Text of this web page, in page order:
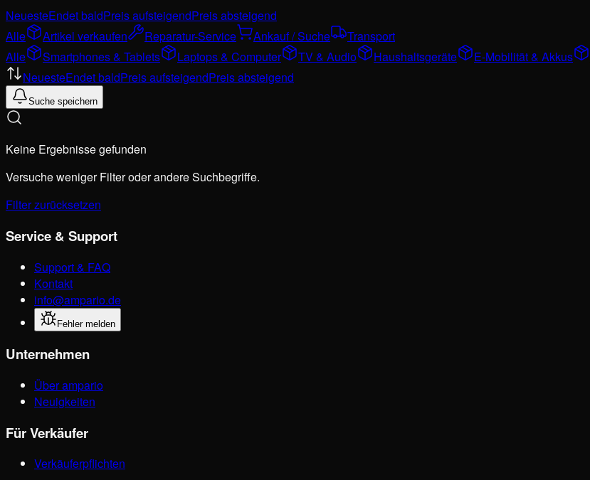
NeuesteEndet baldPreis aufsteigendPreis absteigend
Alle
Artikel verkaufen Reparatur-Service Ankauf / Suche
Transport
Alle
Smartphones & Tablets Laptops & Computer TV & Audio Haushaltsgeräte E-Mobilität & Akkus
NeuesteEndet baldPreis aufsteigendPreis absteigend
Suche speichern
Keine Ergebnisse gefunden
Versuche weniger Filter oder andere Suchbegriffe.
Filter zurücksetzen
Service & Support
Support & FAQ
Kontakt
info@ampario.de
Fehler melden
Unternehmen
Über ampario
Neuigkeiten
Für Verkäufer
Verkäuferpflichten